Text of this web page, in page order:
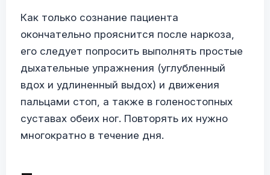
Как только сознание пациента
окончательно прояснится после наркоза,
его следует попросить выполнять простые
дыхательные упражнения (углубленный
вдох и удлиненный выдох) и движения
пальцами стоп, а также в голеностопных
суставах обеих ног. Повторять их нужно
многократно в течение дня.